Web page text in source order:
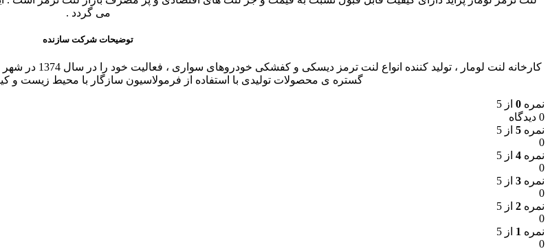
می گردد .
توضیحات شرکت سازنده
کارخانه لنت
گستره ی محصولات تولیدی با استفاده از فرمولاسیون سازگار با محیط زیست و
نمره 0 از 5
0 دیدگاه
نمره 5 از 5
0
نمره 4 از 5
0
نمره 3 از 5
0
نمره 2 از 5
0
نمره 1 از 5
0